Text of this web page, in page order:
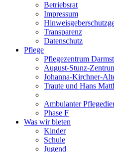
Betriebsrat
Impressum
Transparenz
Datenschutz
Pflege
Pflegezentrum
August-Stunz-
Johanna-Kirchner-
Traute und Hans
Ambulanter
Phase F
Was wir bieten
Kinder
Schule
Jugend